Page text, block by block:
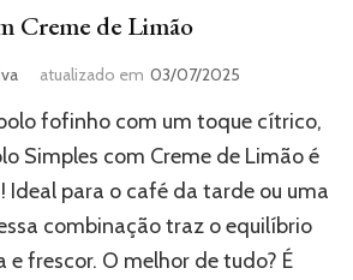
Creme de Limão
atualizado em 03/07/2025
fofinho com um toque cítrico,
Simples com Creme de Limão é
Ideal para o café da tarde ou uma
combinação traz o equilíbrio
e frescor. O melhor de tudo? É